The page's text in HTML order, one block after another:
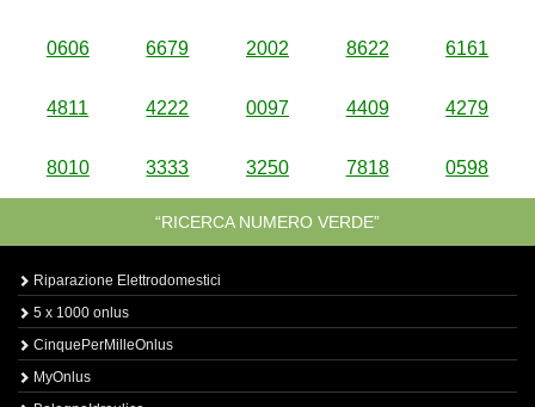
0606 6679 2002 8622 6161
4811 4222 0097 4409 4279
8010 3333 3250 7818 0598
“RICERCA NUMERO VERDE”
Riparazione Elettrodomestici
5 x 1000 onlus
CinquePerMilleOnlus
MyOnlus